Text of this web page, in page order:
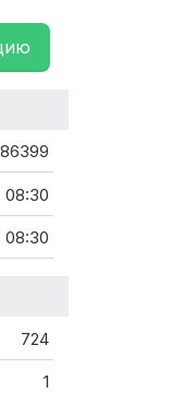
08:30
08:30
724
1